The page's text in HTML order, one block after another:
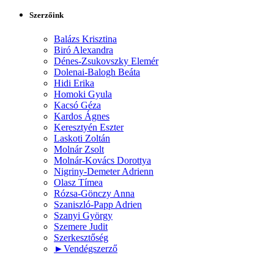
Szerzőink
Balázs Krisztina
Biró Alexandra
Dénes-Zsukovszky Elemér
Dolenai-Balogh Beáta
Hidi Erika
Homoki Gyula
Kacsó Géza
Kardos Ágnes
Keresztyén Eszter
Laskoti Zoltán
Molnár Zsolt
Molnár-Kovács Dorottya
Nigriny-Demeter Adrienn
Olasz Tímea
Rózsa-Gönczy Anna
Szaniszló-Papp Adrien
Szanyi György
Szemere Judit
Szerkesztőség
►Vendégszerző